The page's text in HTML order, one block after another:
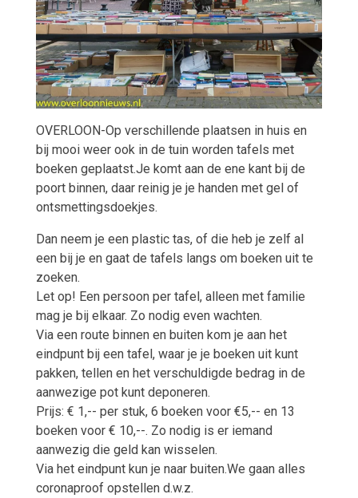
OVERLOON-Op verschillende plaatsen in huis en
bij mooi weer ook in de tuin worden tafels met
boeken geplaatst.Je komt aan de ene kant bij de
poort binnen, daar reinig je je handen met gel of
ontsmettingsdoekjes.
Dan neem je een plastic tas, of die heb je zelf al
een bij je en gaat de tafels langs om boeken uit te
zoeken.
Let op! Een persoon per tafel, alleen met familie
mag je bij elkaar. Zo nodig even wachten.
Via een route binnen en buiten kom je aan het
eindpunt bij een tafel, waar je je boeken uit kunt
pakken, tellen en het verschuldigde bedrag in de
aanwezige pot kunt deponeren.
Prijs: € 1,-- per stuk, 6 boeken voor €5,-- en 13
boeken voor € 10,--. Zo nodig is er iemand
aanwezig die geld kan wisselen.
Via het eindpunt kun je naar buiten.We gaan alles
coronaproof opstellen d.w.z.